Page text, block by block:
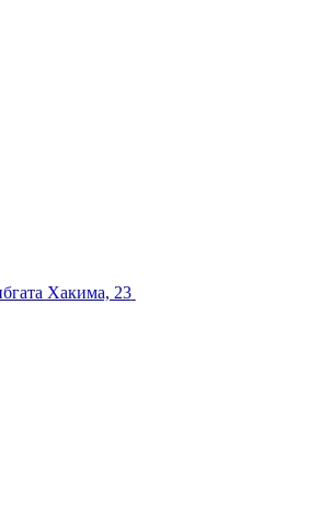
Хакима, 23